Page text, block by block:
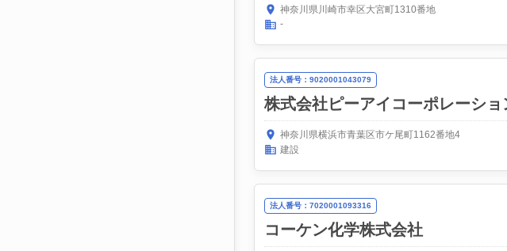
神奈川県川崎市幸区大宮町1310番地
-
法人番号：9020001043079
株式会社ピーアイコーポレーショ
神奈川県横浜市青葉区市ケ尾町1162番地4
建設
法人番号：7020001093316
コーケン化学株式会社